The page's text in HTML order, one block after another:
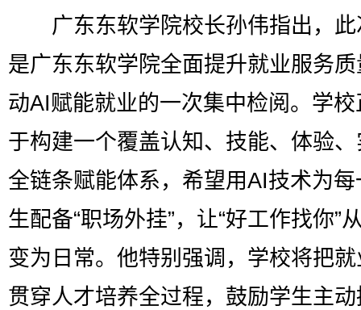
广东东软学院校长孙伟指出，此
是广东东软学院全面提升就业服务
动AI赋能就业的一次集中检阅。学
于构建一个覆盖认知、技能、体验
全链条赋能体系，希望用AI技术为
生配备“职场外挂”，让“好工作找你”
变为日常。他特别强调，学校将把
贯穿人才培养全过程，鼓励学生主